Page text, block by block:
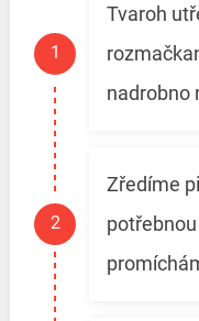
Tvaroh
nadrobno
Zředíme